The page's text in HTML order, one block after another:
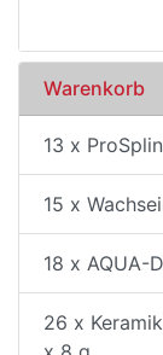
Warenkorb
13 x
15 x
18 x AQUA-
26 x